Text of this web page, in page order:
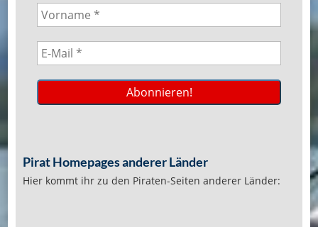
Pirat Homepages anderer Länder
Hier kommt ihr zu den Piraten-Seiten anderer Länder: